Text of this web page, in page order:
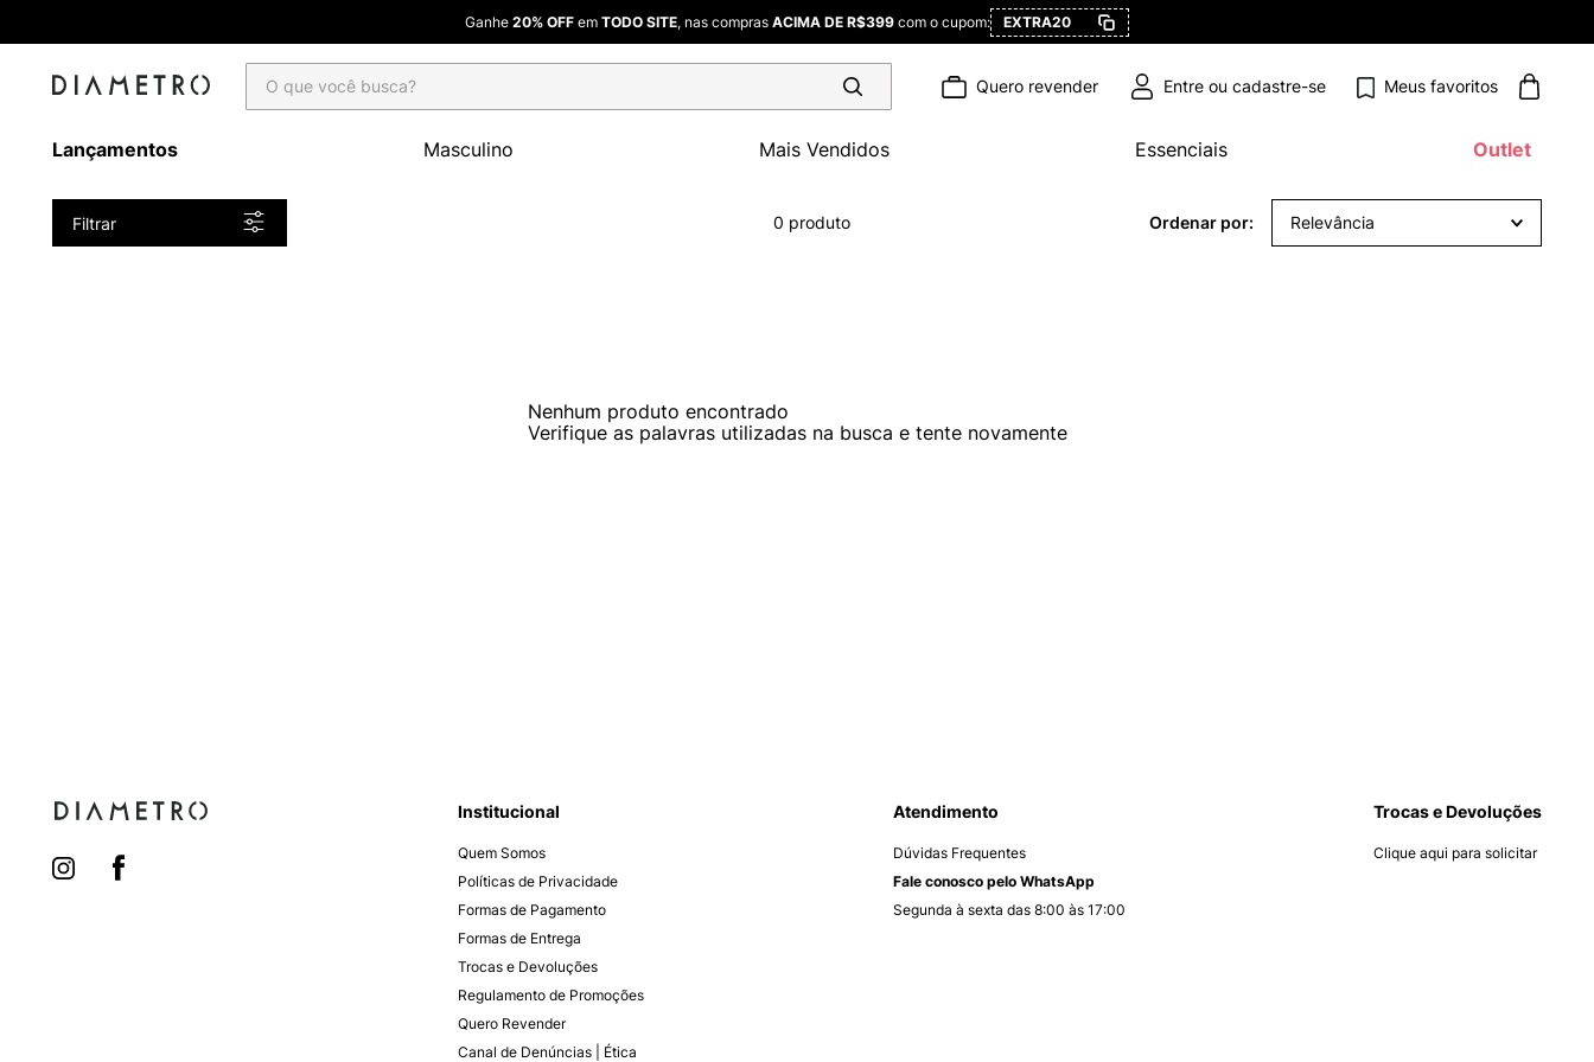
Ganhe 20% OFF em TODO SITE, nas compras ACIMA DE R$399 com o cupom: EXTRA20
Quero revender Meus favoritos
Lançamentos Masculino Mais Vendidos Essenciais Outlet
Filtrar 0 produto Relevância
Nenhum produto encontrado
Institucional
Quem Somos
Políticas de Privacidade
Formas de Pagamento
Formas de Entrega
Trocas e Devoluções
Regulamento de Promoções
Quero Revender
Canal de Denúncias | Ética
Atendimento
Dúvidas Frequentes
Fale conosco pelo WhatsApp
Segunda à sexta das 8:00 às 17:00
Trocas e Devoluções
Clique aqui para solicitar
Termos mais
buscados
camisa